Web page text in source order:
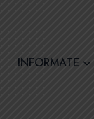
INFORMATE